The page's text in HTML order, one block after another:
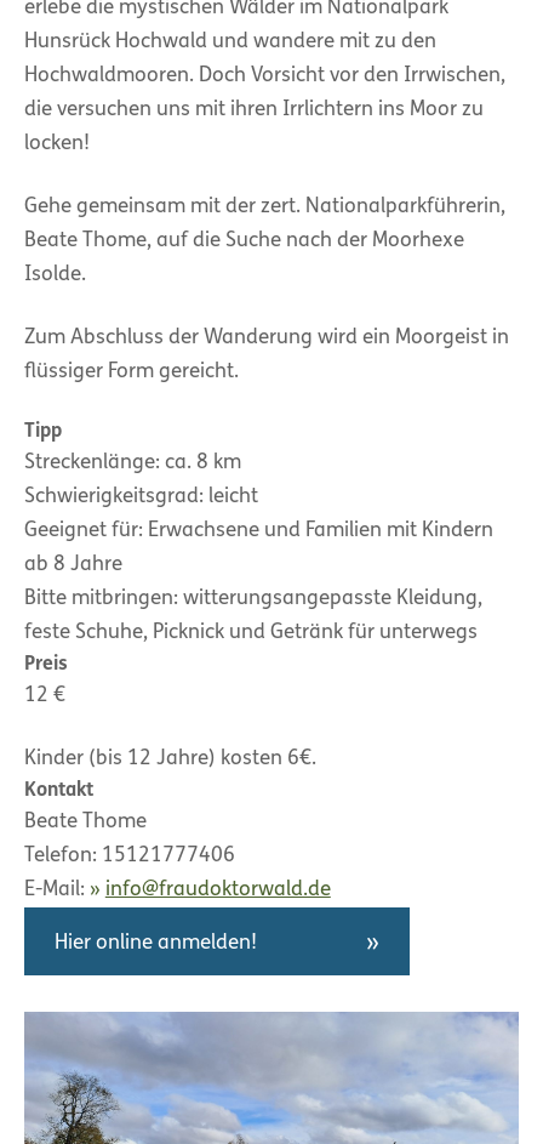
erlebe die mystischen Wälder im Nationalpark
Hunsrück Hochwald und wandere mit zu den
Hochwaldmooren. Doch Vorsicht vor den Irrwischen,
die versuchen uns mit ihren Irrlichtern ins Moor zu
locken!
Gehe gemeinsam mit der zert. Nationalparkführerin,
Beate Thome, auf die Suche nach der Moorhexe
Isolde.
Zum Abschluss der Wanderung wird ein Moorgeist in
flüssiger Form gereicht.
Tipp
Streckenlänge: ca. 8 km
Schwierigkeitsgrad: leicht
Geeignet für: Erwachsene und Familien mit Kindern
ab 8 Jahre
Bitte mitbringen: witterungsangepasste Kleidung,
feste Schuhe, Picknick und Getränk für unterwegs
Preis
12 €
Kinder (bis 12 Jahre) kosten 6€.
Kontakt
Beate Thome
Telefon: 15121777406
E-Mail:
info@fraudoktorwald.de
Hier online anmelden!